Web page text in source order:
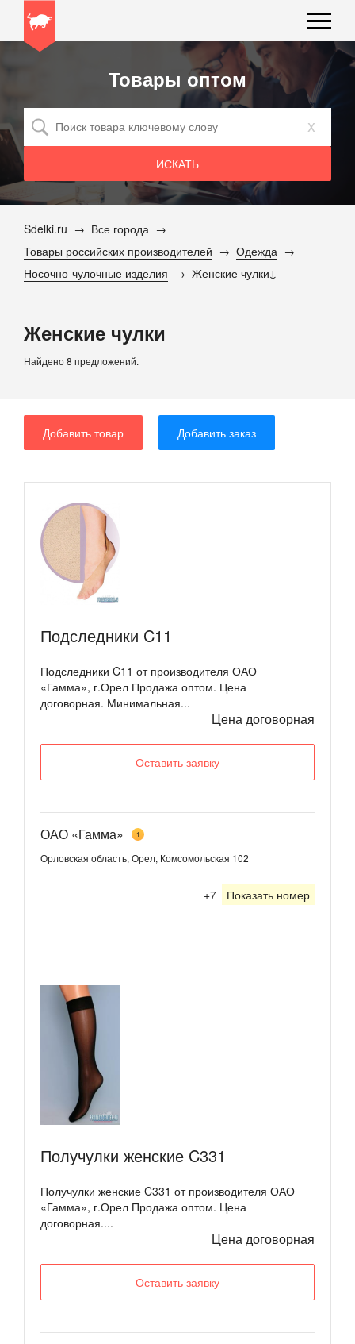
Товары оптом
x
Sdelki.ru
Все города
Товары российских производителей
Одежда
Носочно-чулочные изделия
Женские чулки
Женские чулки
Найдено 8 предложений.
Добавить товар Добавить заказ
Подследники C11
Подследники C11 от производителя ОАО
«Гамма», г.Орел Продажа оптом. Цена
договорная. Минимальная...
Цена договорная
Оставить заявку
ОАО «Гамма» 1
Орловская область, Орел, Комсомольская 102
+7 Показать номер
Получулки женские C331
Получулки женские C331 от производителя ОАО
«Гамма», г.Орел Продажа оптом. Цена
договорная....
Цена договорная
Оставить заявку